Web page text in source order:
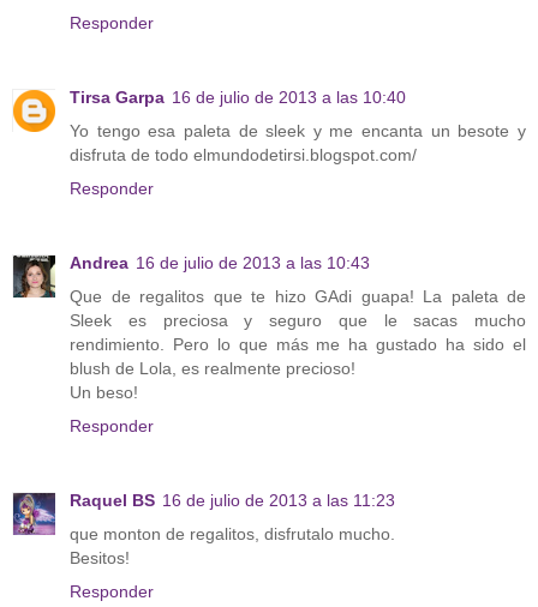
Responder
Tirsa Garpa 16 de julio de 2013 a las 10:40
Yo tengo esa paleta de sleek y me encanta un besote y
disfruta de todo elmundodetirsi.blogspot.com/
Responder
Andrea 16 de julio de 2013 a las 10:43
Que de regalitos que te hizo GAdi guapa! La paleta de
Sleek es preciosa y seguro que le sacas mucho
rendimiento. Pero lo que más me ha gustado ha sido el
blush de Lola, es realmente precioso!
Un beso!
Responder
Raquel BS 16 de julio de 2013 a las 11:23
que monton de regalitos, disfrutalo mucho.
Besitos!
Responder